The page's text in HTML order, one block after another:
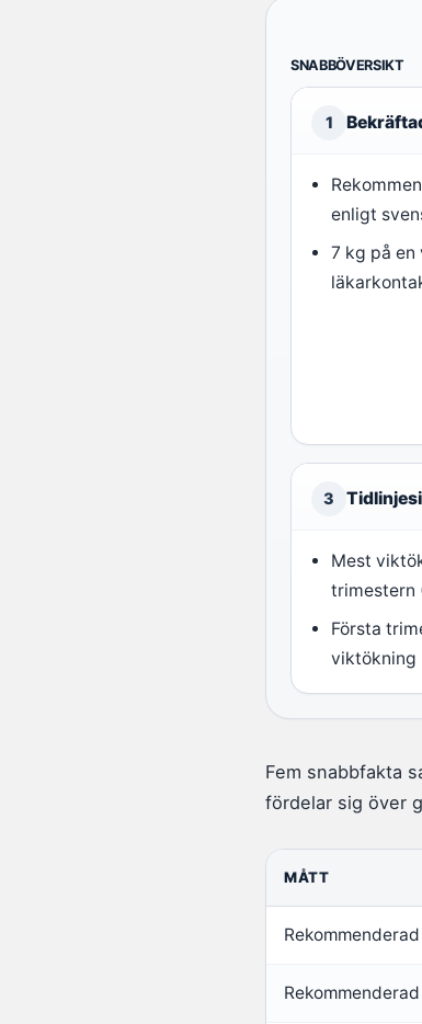
SNABBÖVERSIKT
1
enligt
7 kg på
3
Mest
trimestern
Första
viktökning
Fem snabbfakta
fördelar sig över
MÅTT